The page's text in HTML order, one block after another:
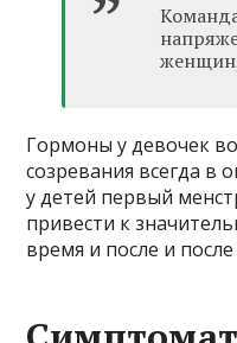
Гормоны у девочек
созревания всегда в
у детей первый
привести к
время и после и